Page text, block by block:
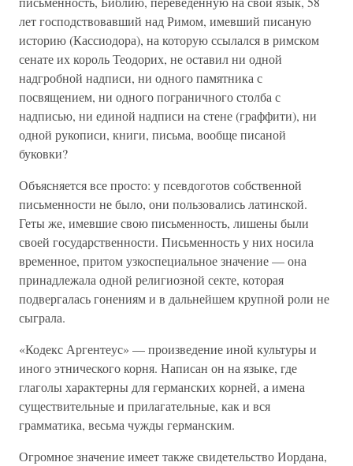
лет господствовавший над Римом, имевший писаную
историю (Кассиодора), на которую ссылался в римском
сенате их король Теодорих, не оставил ни одной
надгробной надписи, ни одного памятника с
посвящением, ни одного пограничного столба с
надписью, ни единой надписи на стене (граффити), ни
одной рукописи, книги, письма, вообще писаной
буковки?
Объясняется все просто: у псевдоготов собственной
письменности не было, они пользовались латинской.
Геты же, имевшие свою письменность, лишены были
своей государственности. Письменность у них носила
временное, притом узкоспециальное значение — она
принадлежала одной религиозной секте, которая
подвергалась гонениям и в дальнейшем крупной роли не
сыграла.
«Кодекс Аргентеус» — произведение иной культуры и
иного этнического корня. Написан он на языке, где
глаголы характерны для германских корней, а имена
существительные и прилагательные, как и вся
грамматика, весьма чужды германским.
Огромное значение имеет также свидетельство Иордана,